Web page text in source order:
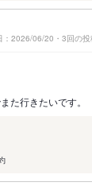
：2026/06/20・3回の投
た行きたいです。